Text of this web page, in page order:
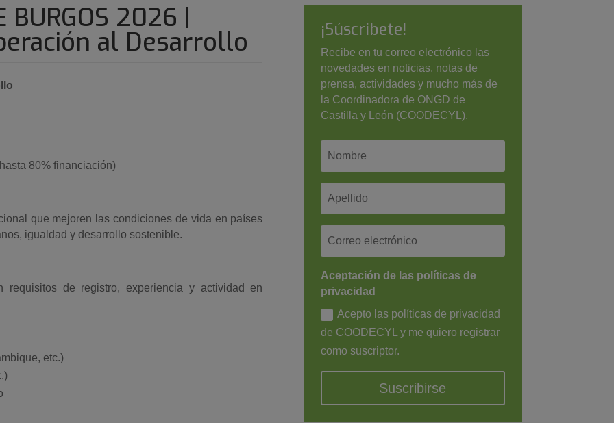
BURGOS 2026 |
al Desarrollo
80% financiación)
que mejoren las condiciones de vida en países
igualdad y desarrollo sostenible.
de registro, experiencia y actividad en
etc.)
¡Súscribete!
Recibe en tu correo electrónico las
novedades en noticias, notas de
prensa, actividades y mucho más de
la Coordinadora de ONGD de
Castilla y León (COODECYL).
Aceptación de las políticas de
privacidad
Acepto las políticas de privacidad
de COODECYL y me quiero registrar
como suscriptor.
Suscribirse